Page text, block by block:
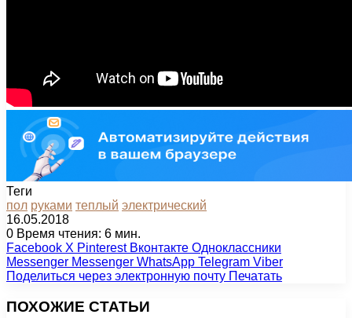
Теги
пол руками теплый электрический
16.05.2018
0 Время чтения: 6 мин.
Facebook X Pinterest Вконтакте Одноклассники
Messenger Messenger WhatsApp Telegram Viber
Поделиться через электронную почту Печатать
ПОХОЖИЕ СТАТЬИ